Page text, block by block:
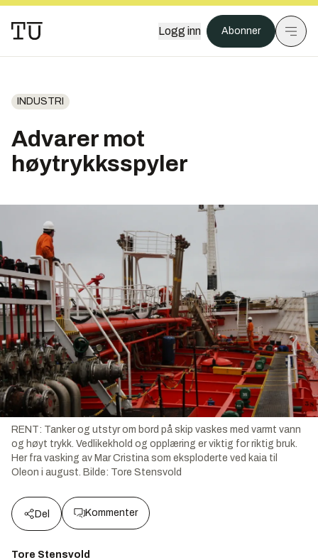
Logg inn Abonner
INDUSTRI
Advarer mot
høytrykksspyler
RENT: Tanker og utstyr om bord på skip vaskes med varmt vann
og høyt trykk. Vedlikekhold og opplæring er viktig for riktig bruk.
Her fra vasking av Mar Cristina som eksploderte ved kaia til
Oleon i august. Bilde: Tore Stensvold
Del Kommenter
Tore Stensvold